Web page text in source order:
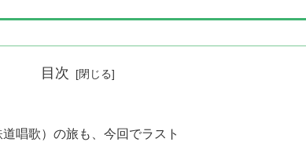
目次
唱歌）の旅も、今回でラスト